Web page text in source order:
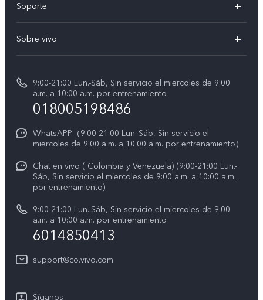
V70
V70 FE
Y11d
Soporte
Centro de servicio
Verificación de IMEI
Consulta el Precio de los Repuestos
Servicio de logística
Progreso de la reparación
Sobre vivo
Noticias
Empleos en vivo
Avisos legales
Sostenibilidad
Centro de privacidad de vivo
Accesibilidad
9:00-21:00 Lun.-Sáb, Sin servicio el miercoles de 9:00
a.m. a 10:00 a.m. por entrenamiento
018005198486
WhatsAPP（9:00-21:00 Lun.-Sáb, Sin servicio el
miercoles de 9:00 a.m. a 10:00 a.m. por entrenamiento）
Chat en vivo ( Colombia y Venezuela) (9:00-21:00 Lun.-
Sáb, Sin servicio el miercoles de 9:00 a.m. a 10:00 a.m.
por entrenamiento)
9:00-21:00 Lun.-Sáb, Sin servicio el miercoles de 9:00
a.m. a 10:00 a.m. por entrenamiento
6014850413
support@co.vivo.com
Síganos